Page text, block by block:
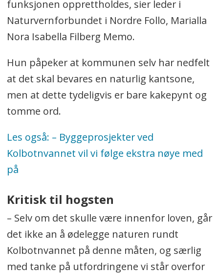
funksjonen opprettholdes, sier leder i
Naturvernforbundet i Nordre Follo, Marialla
Nora Isabella Filberg Memo.
Hun påpeker at kommunen selv har nedfelt
at det skal bevares en naturlig kantsone,
men at dette tydeligvis er bare kakepynt og
tomme ord.
Les også: – Byggeprosjekter ved
Kolbotnvannet vil vi følge ekstra nøye med
på
Kritisk til hogsten
– Selv om det skulle være innenfor loven, går
det ikke an å ødelegge naturen rundt
Kolbotnvannet på denne måten, og særlig
med tanke på utfordringene vi står overfor